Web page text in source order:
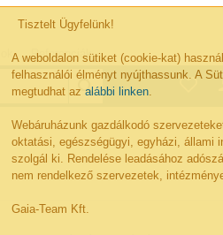
Tisztelt Ügyfelünk!
A weboldalon sütiket (cookie-kat)
felhasználói élményt nyújthassunk. A
megtudhat azalábbi linken.
Webáruházunk gazdálkodó
oktatási, egészségügyi, egyházi, állami
szolgál ki. Rendelése leadásához
nem rendelkező szervezetek,
Gaia-Team Kft.
Referenciák